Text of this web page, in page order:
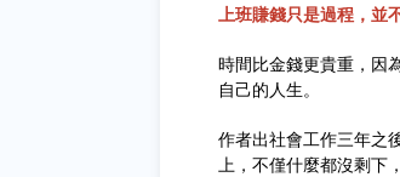
上班賺錢只是過程，並
時間比金錢更貴重，因
自己的人生。
作者出社會工作三年之
上，不僅什麼都沒剩